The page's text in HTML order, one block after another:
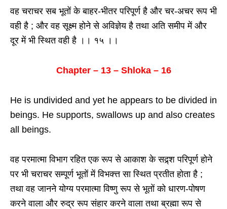
वह चराचर सब भूतों के बाहर-भीतर परिपूर्ण है और चर-अचर रूप भी
वही है ; और वह सूक्ष्म होने से अविज्ञेय है तथा अति समीप में और
दूर में भी स्थित वही है ।। १५ ।।
Chapter – 13 – Shloka – 16
He is undivided and yet he appears to be divided in
beings. He supports, swallows up and also creates
all beings.
वह परमात्मा विभाग रहित एक रूप से आकाश के सद्र्श परिपूर्ण होने
पर भी चराचर सम्पूर्ण भूतों में विभक्त्त सा स्थित प्रतीत होता है ;
तथा वह जानने योग्य परमात्मा विष्णु रूप से भूतों को धारण-पोषण
करने वाला और रुद्र रूप संहार करने वाला तथा ब्रह्मा रूप से